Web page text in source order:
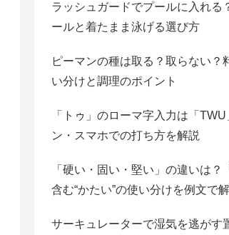
ラッシュガードでプールに入れる
ールと着たまま泳げる選び方
ピーマンの種は取る？取らない？
い分けと調理のポイント
「トゥ」のローマ字入力は「TWU
ン・スマホでの打ち方を解説
「硬い・固い・堅い」の違いは？
含む“かたい”の使い分けを例文で
サーキュレーターで湿気を逃がす